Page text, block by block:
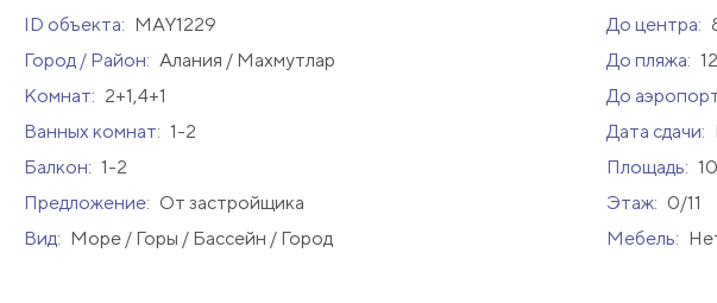
ID объекта: MAY1229 До центра:
Город / Район: Алания / Махмутлар До пляжа:
Комнат: 2+1,4+1 До
Ванных комнат: 1-2 Дата сдачи:
Балкон: 1-2 Площадь:
Предложение: От застройщика Этаж: 0/11
Вид: Море / Горы / Бассейн / Город Мебель: